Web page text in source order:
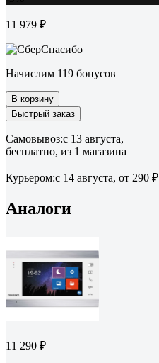
11 979 ₽
Начислим 119 бонусов
В корзину
Быстрый заказ
Самовывоз:c 13 августа,
бесплатно, из 1 магазина
Курьером:c 14 августа, от 290 ₽
Аналоги
11 290 ₽